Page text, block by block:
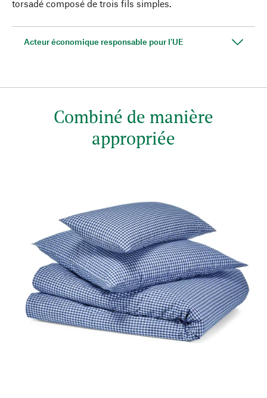
torsadé composé de trois fils simples.
Acteur économique responsable pour l'UE
Combiné de manière
appropriée